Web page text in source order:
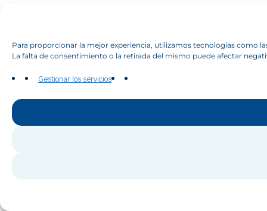
Para proporcionar la mejor experiencia, utilizamos tecnologías como
La falta de consentimiento o la retirada del mismo puede afectar
Gestionar los servicios